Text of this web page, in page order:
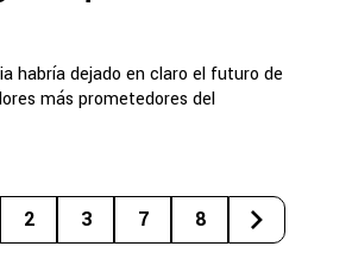
habría dejado en claro el futuro de
más prometedores del
2 3 7 8